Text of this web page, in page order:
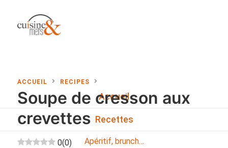
Accueil
Recettes
Apéritif, brunch…
ACCUEIL RECIPES
Soupe de cresson aux
crevettes
0(0)